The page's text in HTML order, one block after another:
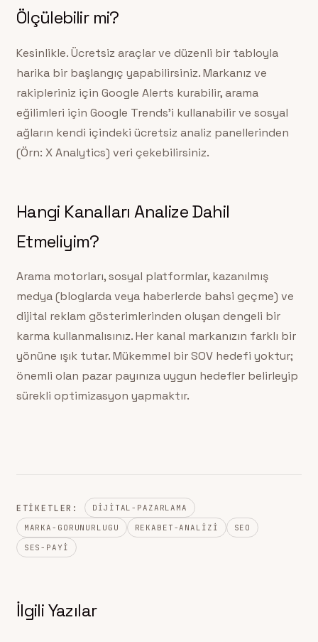
Ölçülebilir mi?
Kesinlikle. Ücretsiz araçlar ve düzenli bir tabloyla
harika bir başlangıç yapabilirsiniz. Markanız ve
rakipleriniz için Google Alerts kurabilir, arama
eğilimleri için Google Trends’i kullanabilir ve sosyal
ağların kendi içindeki ücretsiz analiz panellerinden
(Örn: X Analytics) veri çekebilirsiniz.
Hangi Kanalları Analize Dahil
Etmeliyim?
Arama motorları, sosyal platformlar, kazanılmış
medya (bloglarda veya haberlerde bahsi geçme) ve
dijital reklam gösterimlerinden oluşan dengeli bir
karma kullanmalısınız. Her kanal markanızın farklı bir
yönüne ışık tutar. Mükemmel bir SOV hedefi yoktur;
önemli olan pazar payınıza uygun hedefler belirleyip
sürekli optimizasyon yapmaktır.
ETIKETLER:
DIJITAL-PAZARLAMA
MARKA-GORUNURLUGU
REKABET-ANALIZI
SEO
SES-PAYI
İlgili Yazılar